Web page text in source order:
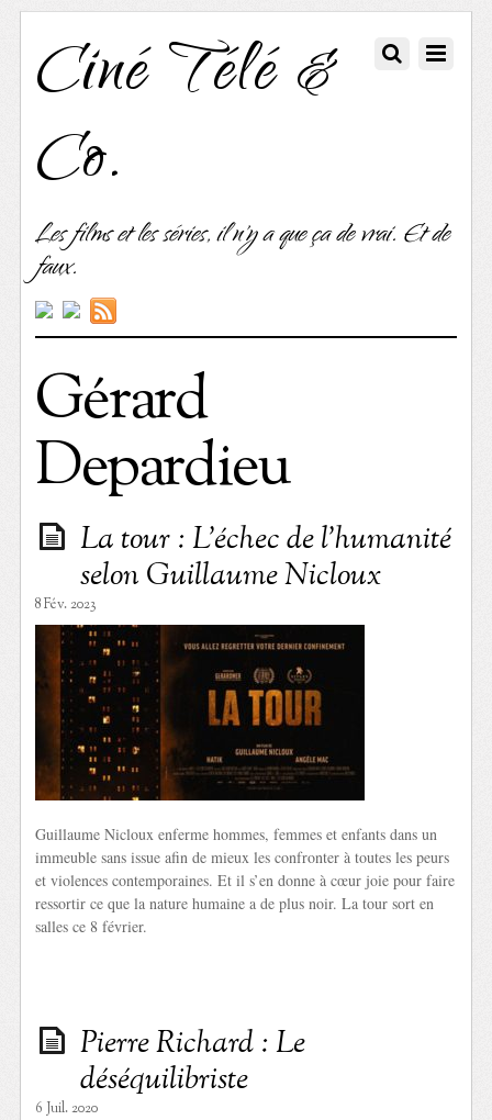
Ciné Télé &
Co.
Les films et les séries, il n'y a que ça de vrai. Et de
faux.
Gérard
Depardieu
La tour : L’échec de l’humanité
selon Guillaume Nicloux
8 Fév. 2023
Guillaume Nicloux enferme hommes, femmes et enfants dans un
immeuble sans issue afin de mieux les confronter à toutes les peurs
et violences contemporaines. Et il s’en donne à cœur joie pour faire
ressortir ce que la nature humaine a de plus noir. La tour sort en
salles ce 8 février.
Pierre Richard : Le
déséquilibriste
6 Juil. 2020